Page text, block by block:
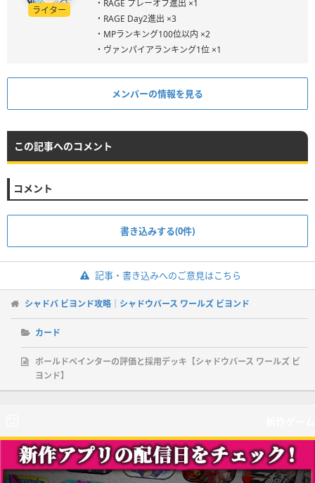
ライター
・RAGE プレーオフ進出 ×1
・RAGE Day2進出 ×3
・MPランキング100位以内 ×2
・ヴァンパイアランキング1位 ×1
メンバーの情報を見る
この記事へのコメント
コメント
書き込みする(0件)
記事・書き込みへのご意見はこちら
シャドバ ビヨンド攻略｜シャドウバース ワールズ ビヨンド
カード
ボールドペインターの評価と採用デッキ【シャドウバース ワールズ ビ
ヨンド】